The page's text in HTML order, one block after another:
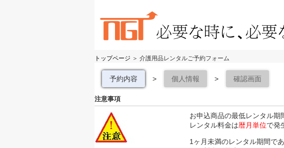
トップページ ＞ 介護用品レンタルご予約フォーム
予約内容 > 個人情報 > 確認画面
注意事項
お申込商品の最低レンタル期
レンタル料金は暦月単位で発
1ヶ月未満のレンタル期間で